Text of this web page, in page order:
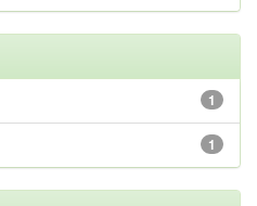
1
1